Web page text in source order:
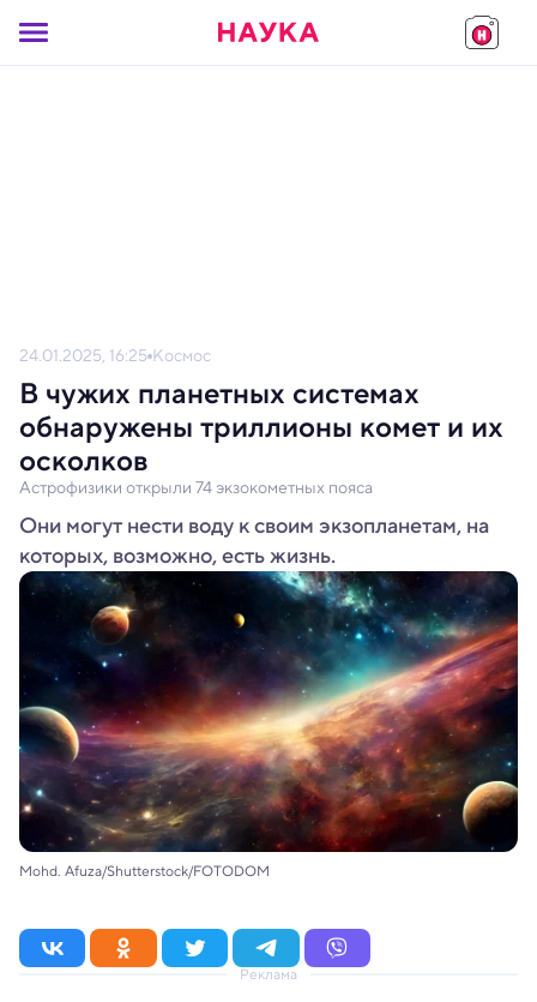
24.01.2025, 16:25 Космос
В чужих планетных системах
обнаружены триллионы комет и их
осколков
Астрофизики открыли 74 экзокометных пояса
Они могут нести воду к своим экзопланетам, на
которых, возможно, есть жизнь.
Mohd. Afuza/Shutterstock/FOTODOM
Реклама